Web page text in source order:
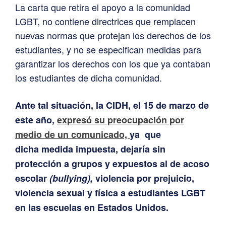
La carta que retira el apoyo a la comunidad
LGBT, no contiene directrices que remplacen
nuevas normas que protejan los derechos de los
estudiantes, y no se especifican medidas para
garantizar los derechos con los que ya contaban
los estudiantes de dicha comunidad.
Ante tal situación, la CIDH, el 15 de marzo de
este año, expresó su preocupación por
medio de un comunicado, ya que
dicha medida impuesta, dejaría sin
protección a grupos y expuestos al de acoso
escolar(bullying), violencia por prejuicio,
violencia sexual y física a estudiantes LGBT
en las escuelas en Estados Unidos.